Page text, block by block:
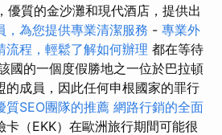
優質的金沙灘和現代酒店，提供出
，為您提供專業清潔服務 - 專業外
流程，輕鬆了解如何辦理 都在等待
國的一個度假勝地之一位於巴拉頓
的成員，因此任何申根國家的罪行
質SEO團隊的推薦 網路行銷的全面
卡（EKK）在歐洲旅行期間可能很